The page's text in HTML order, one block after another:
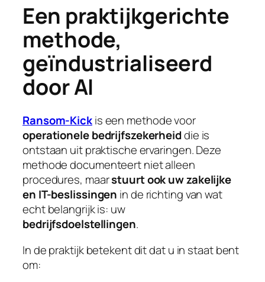
Een praktijkgerichte
methode,
geïndustrialiseerd
door AI
Ransom-Kickis een methode voor
operationele bedrijfszekerheiddie is
ontstaan uit praktische ervaringen. Deze
methode documenteert niet alleen
procedures, maarstuurt ook uw zakelijke
en IT-beslissingen in de richting van wat
echt belangrijk is: uw
bedrijfsdoelstellingen.
In de praktijk betekent dit dat u in staat bent
om: